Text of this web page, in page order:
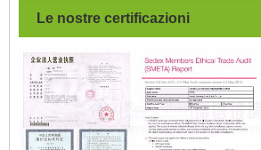
Le nostre certificazioni